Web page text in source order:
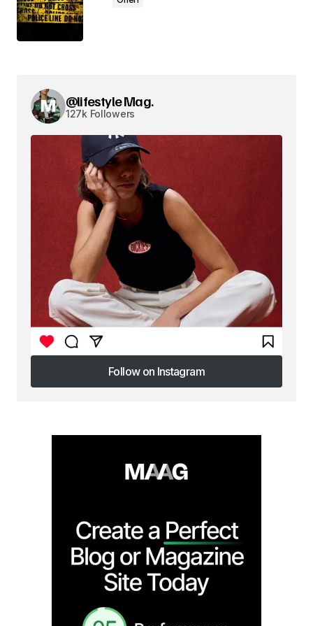
@lifestyle Mag.
127k Followers
Follow on Instagram
Follow on Instagram